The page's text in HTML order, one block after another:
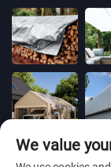
We value